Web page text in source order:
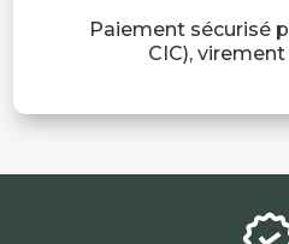
Paiement sécurisé
CIC),